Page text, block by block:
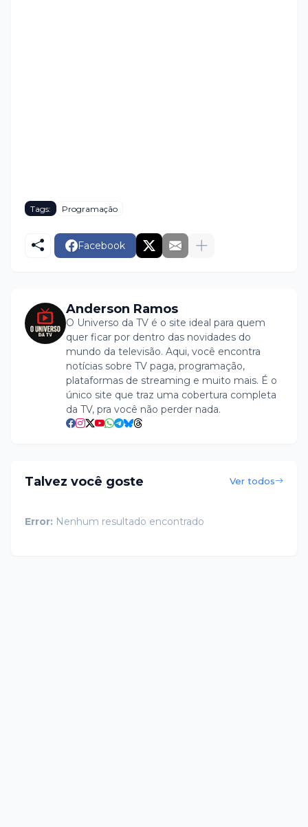
Tags: Programação
Facebook
Anderson Ramos
O Universo da TV é o site ideal para quem
quer ficar por dentro das novidades do
mundo da televisão. Aqui, você encontra
notícias sobre TV paga, programação,
plataformas de streaming e muito mais. É o
único site que traz uma cobertura completa
da TV, pra você não perder nada.
Talvez você goste Ver todos
Error: Nenhum resultado encontrado